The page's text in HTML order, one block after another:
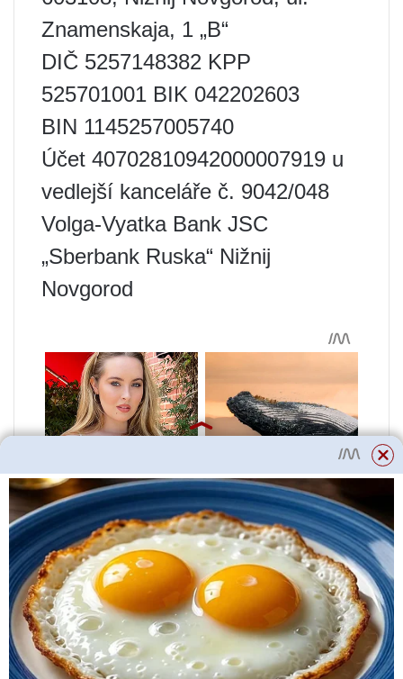
Znamenskaja, 1 „B“
DIČ 5257148382 KPP
525701001 BIK 042202603
BIN 1145257005740
Účet 40702810942000007919 u
vedlejší kanceláře č. 9042/048
Volga-Vyatka Bank JSC
„Sberbank Ruska“ Nižnij
Novgorod